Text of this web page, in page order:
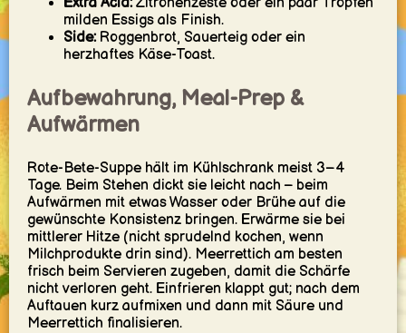
milden Essigs als Finish.
Side:Roggenbrot, Sauerteig oder ein
herzhaftes Käse-Toast.
Aufbewahrung, Meal-Prep &
Aufwärmen
Rote-Bete-Suppe hält im Kühlschrank meist 3–4
Tage. Beim Stehen dickt sie leicht nach – beim
Aufwärmen mit etwas Wasser oder Brühe auf die
gewünschte Konsistenz bringen. Erwärme sie bei
mittlerer Hitze (nicht sprudelnd kochen, wenn
Milchprodukte drin sind). Meerrettich am besten
frisch beim Servieren zugeben, damit die Schärfe
nicht verloren geht. Einfrieren klappt gut; nach dem
Auftauen kurz aufmixen und dann mit Säure und
Meerrettich finalisieren.